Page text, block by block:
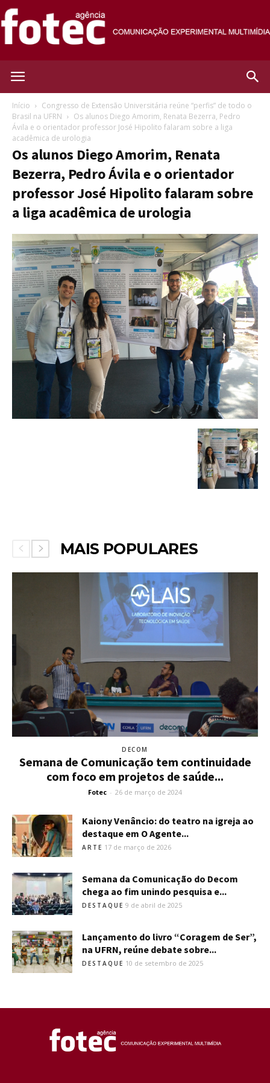
Início
Congresso de Extensão Universitária reúne “perfis” de todo o
Brasil na UFRN
Os alunos Diego Amorim, Renata Bezerra, Pedro
Ávila e o orientador professor José Hipolito falaram sobre a liga
acadêmica de urologia
Os alunos Diego Amorim, Renata
Bezerra, Pedro Ávila e o orientador
professor José Hipolito falaram sobre
a liga acadêmica de urologia
MAIS POPULARES
DECOM
Semana de Comunicação tem continuidade
com foco em projetos de saúde...
Fotec - 26 de março de 2024
Kaiony Venâncio: do teatro na igreja ao
destaque em O Agente...
ARTE 17 de março de 2026
Semana da Comunicação do Decom
chega ao fim unindo pesquisa e...
DESTAQUE 9 de abril de 2025
Lançamento do livro “Coragem de Ser”,
na UFRN, reúne debate sobre...
DESTAQUE 10 de setembro de 2025